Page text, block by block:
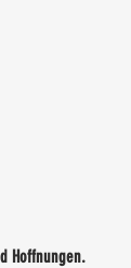
Hoffnungen.